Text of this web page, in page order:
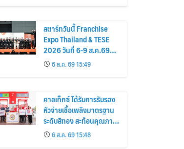
ไลฟ์สไตล์ เซ็ตมาตรฐาน
ใหม่อสังหาฯ ไทย
สตาร์ทวันนี้ Franchise
Expo Thailand & TESE
2026 วันที่ 6-9 ส.ค.69
ฮอลล์ 6-8 เมืองทองธานี
พบทัพธุรกิจ&แฟรนไชส์
ซัพพลายเออร์สินค้า เติม
รายได้ช่วยเศรษฐกิจไทย
6 ส.ค. 69 15:49
คาลเท็กซ์ ได้รับการรับรอง
หัวจ่ายเชื้อเพลิงมาตรฐาน
ระดับสีทอง สะท้อนคุณภาพ
การบริการ ตอกย้ำความ
มั่นใจทุกการเติม
6 ส.ค. 69 15:48